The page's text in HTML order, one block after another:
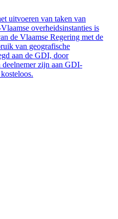
uitvoeren van taken van
overheidsinstanties is
de Vlaamse Regering met de
van geografische
aan de GDI, door
deelnemer zijn aan GDI-